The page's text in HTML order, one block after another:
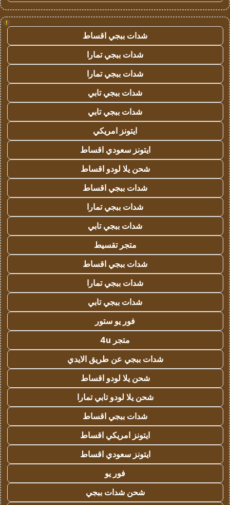
!
شدات ببجي اقساط
شدات ببجي تمارا
شدات ببجي تمارا
شدات ببجي تابي
شدات ببجي تابي
ايتونز امريكي
ايتونز سعودي اقساط
شحن يلا لودو اقساط
شدات ببجي اقساط
شدات ببجي تمارا
شدات ببجي تابي
متجر تقسيط
شدات ببجي اقساط
شدات ببجي تمارا
شدات ببجي تابي
فور يو ستور
متجر 4u
شدات ببجي عن طريق الايدي
شحن يلا لودو اقساط
شحن يلا لودو تابي تمارا
شدات ببجي اقساط
ايتونز امريكي اقساط
ايتونز سعودي اقساط
فور يو
شحن شدات ببجي